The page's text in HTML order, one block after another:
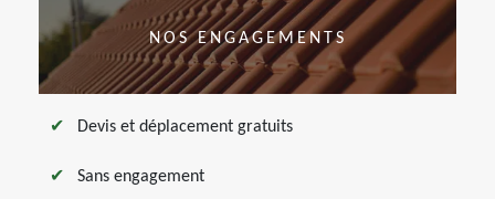
NOS ENGAGEMENTS
Devis et déplacement gratuits
Sans engagement